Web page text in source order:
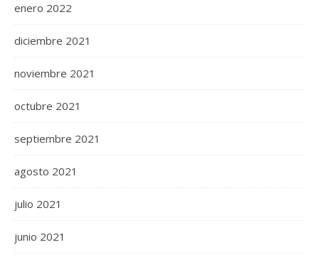
enero 2022
diciembre 2021
noviembre 2021
octubre 2021
septiembre 2021
agosto 2021
julio 2021
junio 2021